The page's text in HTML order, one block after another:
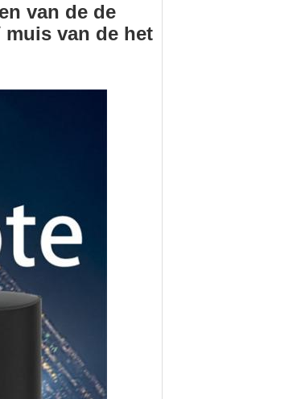
van de de
muis van de het